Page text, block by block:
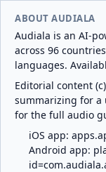
ABOUT AUDIALA
Audiala is an AI-
across 96
languages.
Editorial content
summarizing for a
for the full audio
iOS app:
Android app: